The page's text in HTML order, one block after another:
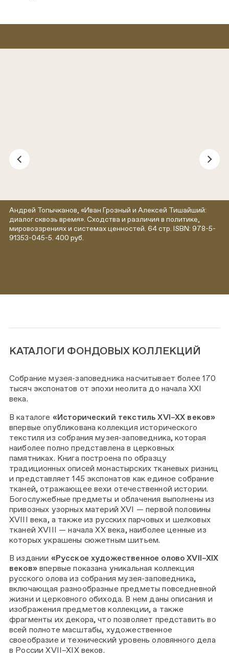
Андрей Топычканов, «Иван Грозный и Алексей Тишайший:
диалог сквозь время». Сходства и различия в политике,
мировоззрениях и системах ценностей. 64 стр. ISBN: 978-5-
91353-045-5. 400 руб.
КАТАЛОГИ ФОНДОВЫХ КОЛЛЕКЦИЙ
Собрание музея-заповедника насчитывает более 170
тысяч экспонатов от эпохи неолита до начала XXI
века.
В каталоге «Исторический текстиль XVI–XX веков»
впервые опубликована коллекция исторического
текстиля из собрания музея-заповедника, которая
наиболее полно представлена в церковных
памятниках. Книга построена по образцу
традиционных описей монастырских тканевых ризниц
и представляет 145 экспонатов как единое собрание
тканей, отражающее вехи отечественной истории.
Богослужебные предметы и облачения выполнены из
привозных узорных материй XVI — первой половины
XVIII века, а также из русских парчовых и шелковых
тканей XVIII — начала XX века, наиболее ценные из
которых украшены сюжетным шитьем.
В издании «Русское художественное олово XVII–XIX
веков»впервые показана уникальная коллекция
русского олова из собрания музея-заповедника,
включающая разнообразные предметы повседневной
жизни и церковного обихода. В нем даны описания и
изображения предметов коллекции, а также
фрагменты их декора, что позволяет представить во
всей полноте масштабы, художественное
своеобразие и технический уровень оловянного дела
в России XVII–XIX веков.